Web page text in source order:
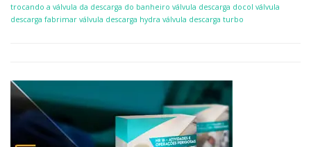
trocando a válvula da descarga do banheiro válvula descarga docol válvula
descarga fabrimar válvula descarga hydra válvula descarga turbo